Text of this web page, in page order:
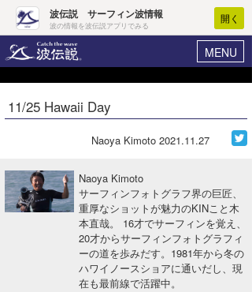
波伝説 サーフィン波情報
波の情報を波伝説アプリでみる
開く
MENU
ヘルプ マイホーム
ログイン
波情報･概況
WAVE HUNTER波予想ツール
11/25 Hawaii Day
Naoya Kimoto 2021.11.27
Naoya Kimoto
サーフィンフォトグラフ界の巨匠、
重厚なショットが魅力のKINこと木
本直哉。 16才でサーフィンを覚え、
20才からサーフィンフォトグラフィ
ーの道を歩みだす。1981年から冬の
ハワイノースショアに通いだし、現
在も最前線で活躍中。
Core Surf Japan
ファッション/グッズ
アート＆エンタメ